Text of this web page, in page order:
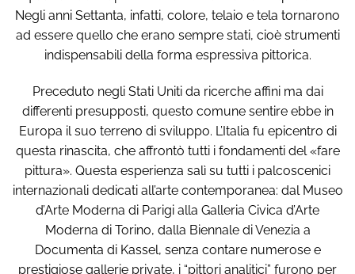
Negli anni Settanta, infatti, colore, telaio e tela tornarono
ad essere quello che erano sempre stati, cioè strumenti
indispensabili della forma espressiva pittorica.
Preceduto negli Stati Uniti da ricerche affini ma dai
differenti presupposti, questo comune sentire ebbe in
Europa il suo terreno di sviluppo. L’Italia fu epicentro di
questa rinascita, che affrontò tutti i fondamenti del «fare
pittura». Questa esperienza salì su tutti i palcoscenici
internazionali dedicati all’arte contemporanea: dal Museo
d’Arte Moderna di Parigi alla Galleria Civica d’Arte
Moderna di Torino, dalla Biennale di Venezia a
Documenta di Kassel, senza contare numerose e
prestigiose gallerie private, i “pittori analitici” furono per